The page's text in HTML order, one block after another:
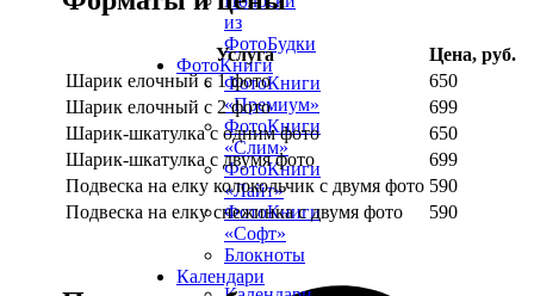
из
ФотоБудки
ФотоКниги
ФотоКниги
«Премиум»
ФотоКниги
«Слим»
ФотоКниги
«Лайт»
ФотоКниги
«Софт»
Блокноты
Календари
Услуга
Цена, руб.
Шарик елочный с 1 фото
650
Шарик елочный с 2 фото
699
Шарик-шкатулка с одним фото
650
Шарик-шкатулка с двумя фото
699
Подвеска на елку колокольчик с двумя фото 590
Подвеска на елку снежинка с двумя фото
590